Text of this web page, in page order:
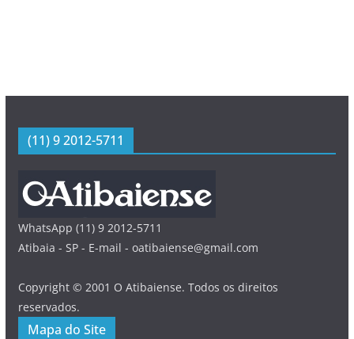
(11) 9 2012-5711
WhatsApp (11) 9 2012-5711
Atibaia - SP - E-mail - oatibaiense@gmail.com
Copyright © 2001 O Atibaiense. Todos os direitos
reservados.
Mapa do Site